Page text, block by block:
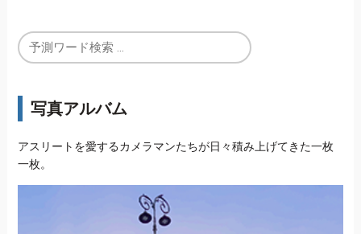
写真アルバム
アスリートを愛するカメラマンたちが日々積み上げてきた一枚
一枚。